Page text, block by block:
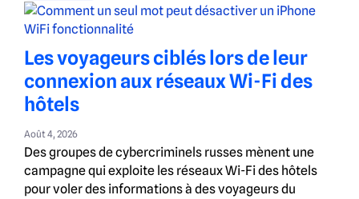
Les voyageurs ciblés lors de leur
connexion aux réseaux Wi-Fi des
hôtels
Août 4, 2026
Des groupes de cybercriminels russes mènent une
campagne qui exploite les réseaux Wi-Fi des hôtels
pour voler des informations à des voyageurs du